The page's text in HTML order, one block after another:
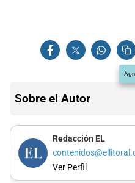
Sobre el Autor
Redacción EL
Ver Perfil